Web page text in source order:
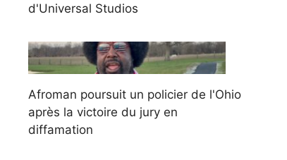
d'Universal Studios
Afroman poursuit un policier de l'Ohio
après la victoire du jury en
diffamation